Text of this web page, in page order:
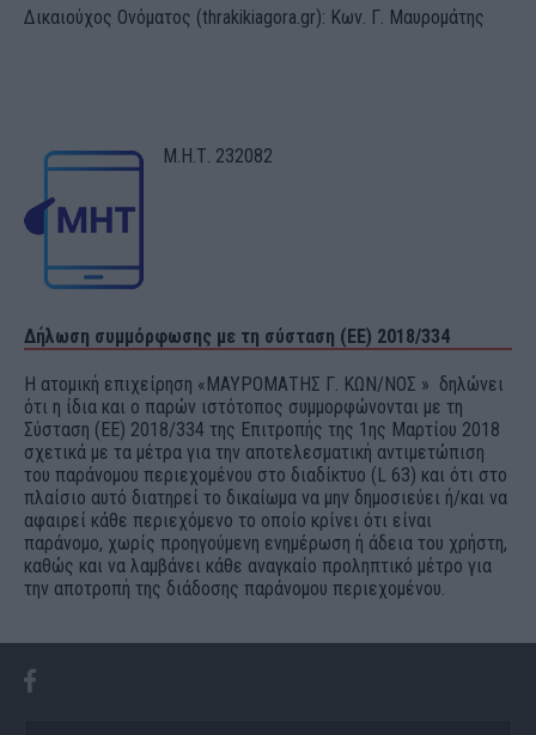
Δικαιούχος Ονόματος (thrakikiagora.gr): Κων. Γ. Μαυρομάτης
Μ.Η.Τ. 232082
Δήλωση συμμόρφωσης με τη σύσταση (ΕΕ) 2018/334
Η ατομική επιχείρηση «ΜΑΥΡΟΜΑΤΗΣ Γ. ΚΩΝ/ΝΟΣ » δηλώνει
ότι η ίδια και ο παρών ιστότοπος συμμορφώνονται με τη
Σύσταση (ΕΕ) 2018/334 της Επιτροπής της 1ης Μαρτίου 2018
σχετικά με τα μέτρα για την αποτελεσματική αντιμετώπιση
του παράνομου περιεχομένου στο διαδίκτυο (L 63) και ότι στο
πλαίσιο αυτό διατηρεί το δικαίωμα να μην δημοσιεύει ή/και να
αφαιρεί κάθε περιεχόμενο το οποίο κρίνει ότι είναι
παράνομο, χωρίς προηγούμενη ενημέρωση ή άδεια του χρήστη,
καθώς και να λαμβάνει κάθε αναγκαίο προληπτικό μέτρο για
την αποτροπή της διάδοσης παράνομου περιεχομένου.